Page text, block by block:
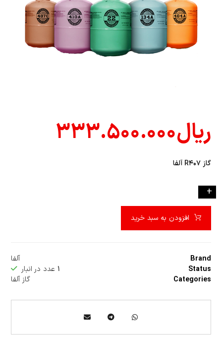
ریال۳۳۳.۵۰۰.۰۰۰
گاز R۴۰۷ آلفا
+
افزودن به سبد خرید
Brand
آلفا
Status
۱ عدد در انبار
Categories
گاز آلفا